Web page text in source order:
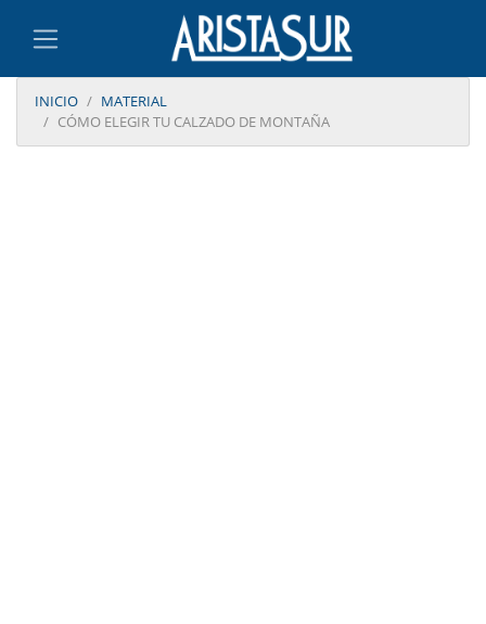
INICIO
MATERIAL
CÓMO ELEGIR TU CALZADO DE MONTAÑA